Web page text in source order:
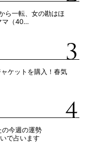
ら一転、女の勘はほ
マ（40…
ケットを購入！春気
の今週の運勢
で占います